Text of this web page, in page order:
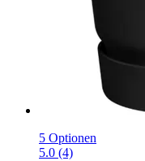
5 Optionen
5.0 (4)